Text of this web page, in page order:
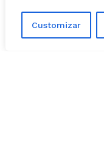
Customizar